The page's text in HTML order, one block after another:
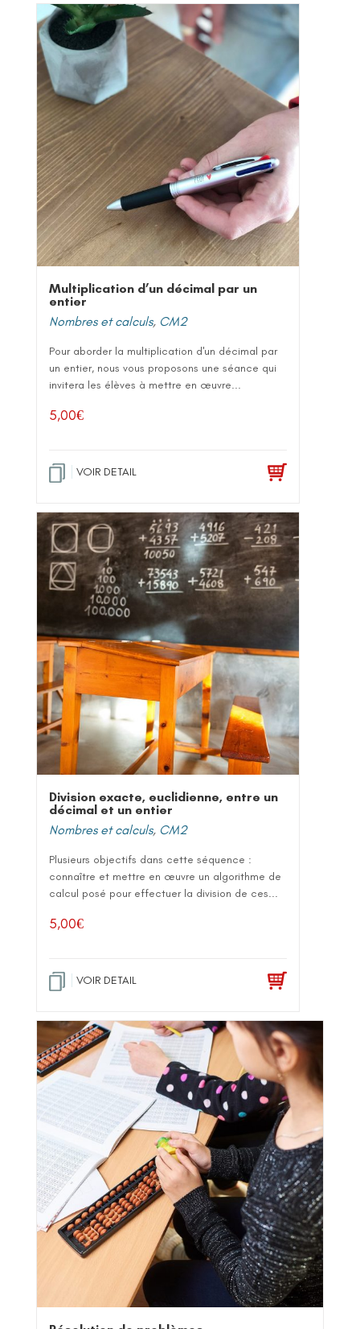
Multiplication d’un décimal par un
entier
Nombres et calculs, CM2
Pour aborder la multiplication d'un décimal par
un entier, nous vous proposons une séance qui
invitera les élèves à mettre en œuvre...
5,00€
VOIR DETAIL
Division exacte, euclidienne, entre un
décimal et un entier
Nombres et calculs, CM2
Plusieurs objectifs dans cette séquence :
connaître et mettre en œuvre un algorithme de
calcul posé pour effectuer la division de ces...
5,00€
VOIR DETAIL